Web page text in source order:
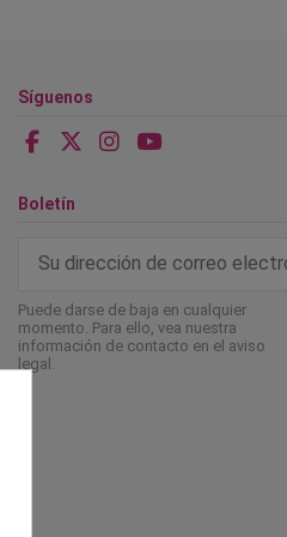
Síguenos
Boletín
Puede darse de baja en cualquier
momento. Para ello, vea nuestra
información de contacto en el aviso
legal.